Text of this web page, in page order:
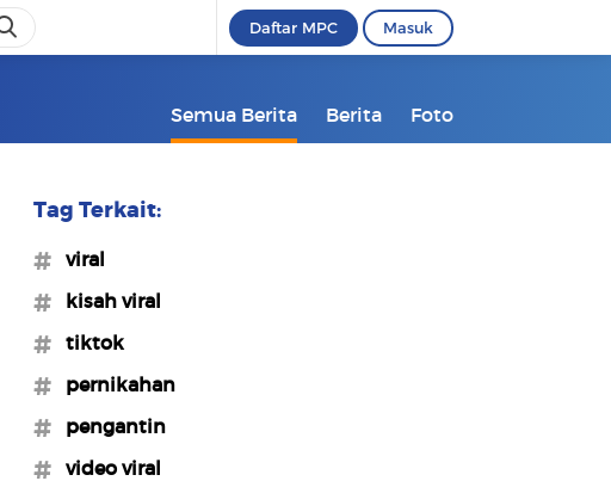
Daftar MPC Masuk
Semua Berita Berita Foto
Tag Terkait:
#viral
#kisah viral
#tiktok
#pernikahan
#pengantin
#video viral